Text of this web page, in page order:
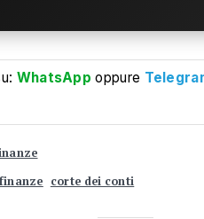
WhatsApp oppure
corte dei conti